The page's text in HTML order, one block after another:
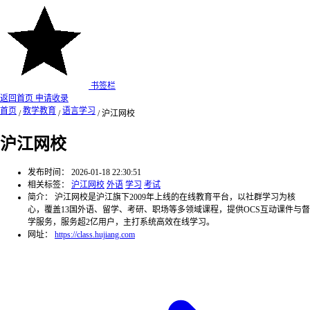
书签栏
返回首页 申请收录
首页 / 教学教育 / 语言学习 / 沪江网校
沪江网校
发布时间：
2026-01-18 22:30:51
相关标签：
沪江网校 外语 学习 考试
简介：
沪江网校是沪江旗下2009年上线的在线教育平台，以社群学习为核
心，覆盖13国外语、留学、考研、职场等多领域课程，提供OCS互动课件与督
学服务，服务超2亿用户，主打系统高效在线学习。
网址：
https://class.hujiang.com